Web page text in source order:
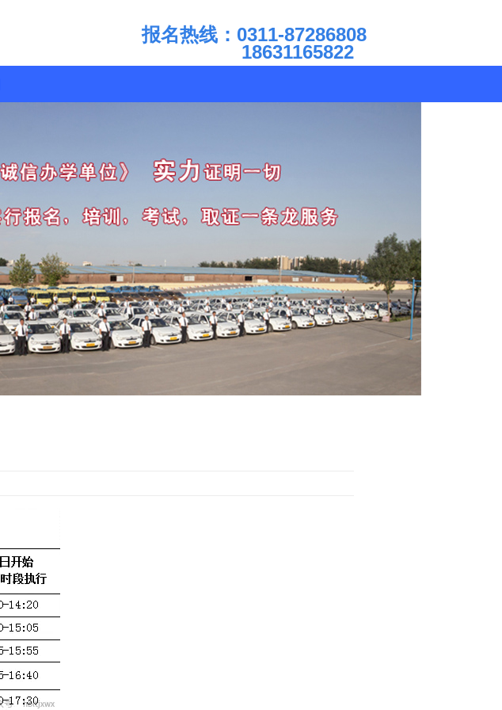
报名热线：0311-87286808
18631165822